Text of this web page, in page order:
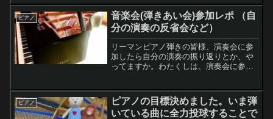
行ってきたので内容を忘れないようメモ
に記しますレモ...
ピアノ
音楽会(弾きあい会)参加レポ （自
分の演奏の反省会など）
リーマンピアノ弾きの皆様、演奏会に参
加したら自分の演奏の振り返りとか、や
ってますか。わたくしは、演奏会に参加
発見があり今後のピアノライフにプラス
に作用する気がしています。
ピアノ
ピアノの目標決めました。いま弾
いている曲に全力投球することで